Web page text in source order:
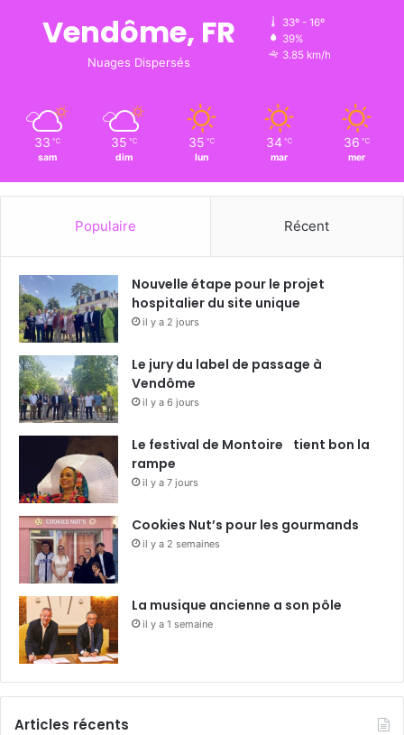
Vendôme, FR
Nuages Dispersés
33º - 16º
39%
3.85 km/h
33 ℃
sam
35 ℃
dim
35 ℃
lun
34 ℃
mar
36 ℃
mer
Populaire Récent
Nouvelle étape pour le projet
hospitalier du site unique
il y a 2 jours
Le jury du label de passage à
Vendôme
il y a 6 jours
Le festival de Montoire tient bon la
rampe
il y a 7 jours
Cookies Nut’s pour les gourmands
il y a 2 semaines
La musique ancienne a son pôle
il y a 1 semaine
Articles récents